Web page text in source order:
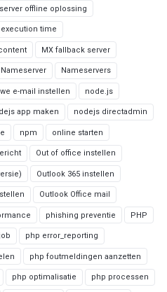
offline oplossing
execution time
MX fallback server
Nameserver Nameservers
e-mail instellen node.js
app maken nodejs directadmin
npm online starten
Out of office instellen
Outlook 365 instellen
Outlook Office mail
phishing preventie PHP
php error_reporting
php foutmeldingen aanzetten
php optimalisatie php processen